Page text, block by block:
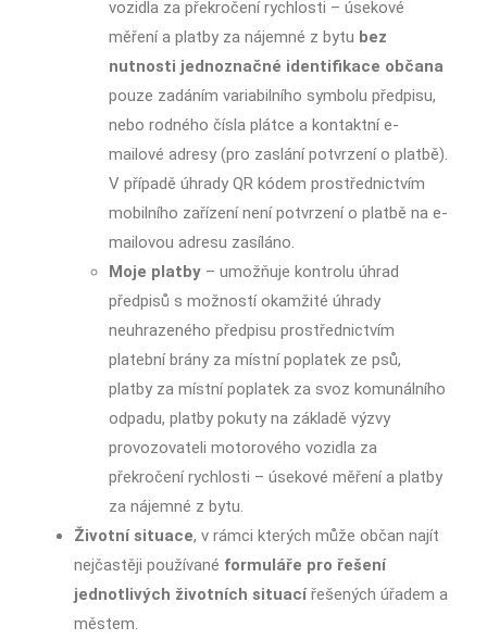
vozidla za překročení rychlosti – úsekové
měření a platby za nájemné z bytu bez
nutnosti jednoznačné identifikace občana
pouze zadáním variabilního symbolu předpisu,
nebo rodného čísla plátce a kontaktní e-
mailové adresy (pro zaslání potvrzení o platbě).
V případě úhrady QR kódem prostřednictvím
mobilního zařízení není potvrzení o platbě na e-
mailovou adresu zasíláno.
Moje platby – umožňuje kontrolu úhrad
předpisů s možností okamžité úhrady
neuhrazeného předpisu prostřednictvím
platební brány za místní poplatek ze psů,
platby za místní poplatek za svoz komunálního
odpadu, platby pokuty na základě výzvy
provozovateli motorového vozidla za
překročení rychlosti – úsekové měření a platby
za nájemné z bytu.
Životní situace, v rámci kterých může občan najít
nejčastěji používané formuláře pro řešení
jednotlivých životních situacířešených úřadem a
městem.